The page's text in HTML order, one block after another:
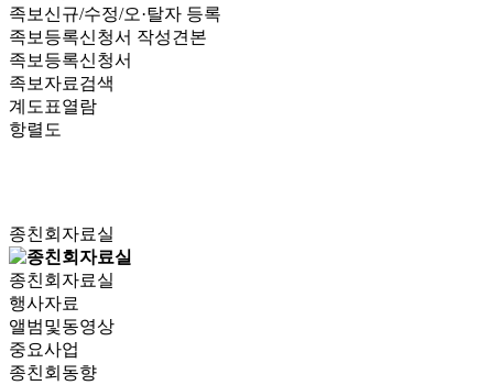
족보신규/수정/오·탈자 등록
족보등록신청서 작성견본
족보등록신청서
족보자료검색
계도표열람
항렬도
종친회자료실
종친회자료실
행사자료
앨범및동영상
중요사업
종친회동향